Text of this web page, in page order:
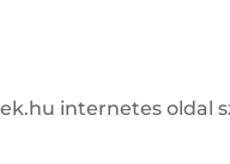
internetes oldal